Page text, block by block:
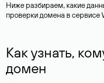
Ниже разбираем, какие
проверки домена в сервисе
Как узнать,
домен